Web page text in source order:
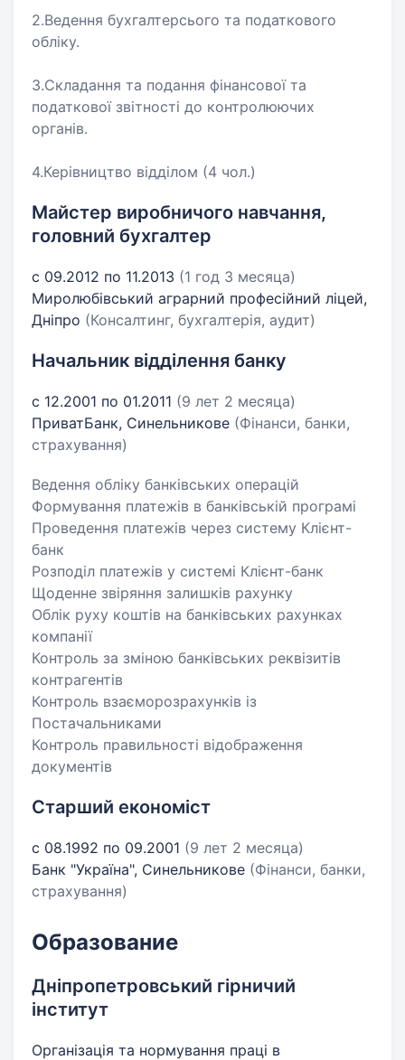
2.Ведення бухгалтерсього та податкового
обліку.
3.Складання та подання фінансової та
податкової звітності до контролюючих
органів.
4.Керівництво відділом (4 чол.)
Майстер виробничого навчання,
головний бухгалтер
с 09.2012 по 11.2013 (1 год 3 месяца)
Миролюбівський аграрний професійний ліцей,
Дніпро (Консалтинг, бухгалтерія, аудит)
Начальник відділення банку
с 12.2001 по 01.2011 (9 лет 2 месяца)
ПриватБанк, Синельникове (Фінанси, банки,
страхування)
Ведення обліку банківських операцій
Формування платежів в банківській програмі
Проведення платежів через систему Клієнт-
банк
Розподіл платежів у системі Клієнт-банк
Щоденне звіряння залишків рахунку
Облік руху коштів на банківських рахунках
компанії
Контроль за зміною банківських реквізитів
контрагентів
Контроль взаєморозрахунків із
Постачальниками
Контроль правильності відображення
документів
Старший економіст
с 08.1992 по 09.2001 (9 лет 2 месяца)
Банк "Україна", Синельникове (Фінанси, банки,
страхування)
Образование
Дніпропетровський гірничий
інститут
Організація та нормування праці в